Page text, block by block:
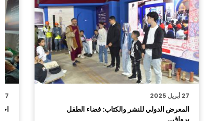
27 أبريل 2025
المعرض الدولي للنشر والكتاب: فضاء الطفل
27 أبريل 2025